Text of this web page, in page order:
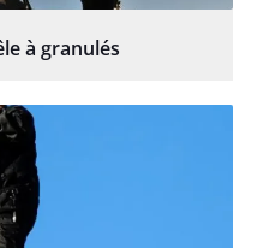
à granulés